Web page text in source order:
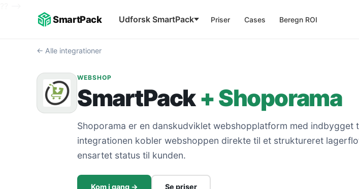
SmartPack Udforsk SmartPack Priser Cases Beregn ROI
← Alle integrationer
WEBSHOP
SmartPack+ Shoporama
Shoporama er en danskudviklet webshopplatform med indbygget
integrationen kobler webshoppen direkte til et struktureret
ensartet status til kunden.
Kom i gang → Se priser